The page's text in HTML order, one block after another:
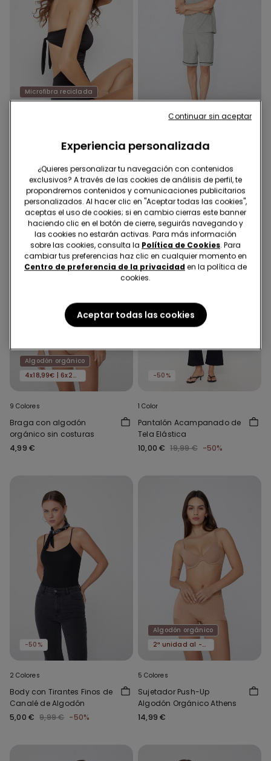
Microfibra reciclada
Bañador Entero Bandeau
Frunce Microfibra
Reciclada
12,00 € 19,99 € -40%
Pijama Corto de Algodón
con Ribete y Bolsillo
10,00 €
16,99 € -41%
Algodón orgánico
4x18,99€ | 6x24,99€
9 Colores
Braga con algodón
orgánico sin costuras
4,99 €
-50%
1 Color
Pantalón Acampanado de
Tela Elástica
10,00 € 19,99 € -50%
-50%
2 Colores
Body con Tirantes Finos de
Canalé de Algodón
5,00 € 9,99 € -50%
Algodón orgánico
2ª unidad al -50%
5 Colores
Sujetador Push-Up
Algodón Orgánico Athens
14,99 €
Experiencia personalizada
¿Quieres personalizar tu navegación con contenidos
exclusivos? A través de las cookies de análisis de perfil, te
propondremos contenidos y comunicaciones publicitarios
personalizados. Al hacer clic en "Aceptar todas las cookies",
aceptas el uso de cookies; si en cambio cierras este banner
haciendo clic en el botón de cierre, seguirás navegando y
las cookies no estarán activas. Para más información
sobre las cookies, consulta la Política de Cookies. Para
cambiar tus preferencias haz clic en cualquier momento en
Centro de preferencia de la privacidad en la política de
cookies.
Aceptar todas las cookies
Continuar sin aceptar